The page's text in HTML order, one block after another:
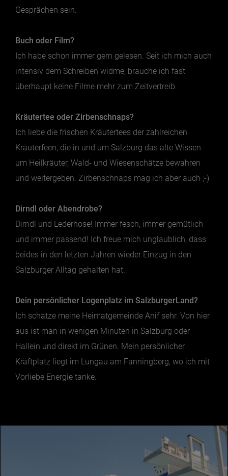
Gesprächen sein.
Buch oder Film?
Ich habe schon immer gern gelesen. Seit ich mich auch
intensiv dem Schreiben widme, brauche ich fast
überhaupt keine Filme mehr zum Zeitvertreib.
Kräutertee oder Zirbenschnaps?
Ich liebe die frischen Kräutertees der zahlreichen
Kräuterfeen, die in und um Salzburg das alte Wissen
um Heilkräuter, Wald- und Wiesenschätze bewahren
und weitergeben. Zirbenschnaps mag ich aber auch ;-)
Dirndl oder Abendrobe?
Dirndl und Lederhose! Immer fesch, immer gemütlich
und immer passend! Ich freue mich unglaublich, dass
beides in den letzten Jahren wieder Einzug in den
Salzburger Alltag gehalten hat.
Dein persönlicher Logenplatz im SalzburgerLand?
Ich schätze meine Heimatgemeinde Anif sehr. Von hier
aus ist man in wenigen Minuten in Salzburg oder
Hallein und direkt im Grünen. Mein persönlicher
Kraftplatz liegt im Lungau am Fanningberg, wo ich mit
Vorliebe Energie tanke.